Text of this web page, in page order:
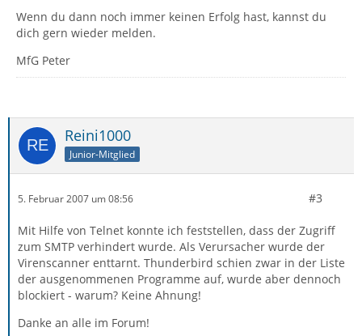
Wenn du dann noch immer keinen Erfolg hast, kannst du
dich gern wieder melden.
MfG Peter
Reini1000
Junior-Mitglied
5. Februar 2007 um 08:56 #3
Mit Hilfe von Telnet konnte ich feststellen, dass der Zugriff
zum SMTP verhindert wurde. Als Verursacher wurde der
Virenscanner enttarnt. Thunderbird schien zwar in der Liste
der ausgenommenen Programme auf, wurde aber dennoch
blockiert - warum? Keine Ahnung!
Danke an alle im Forum!